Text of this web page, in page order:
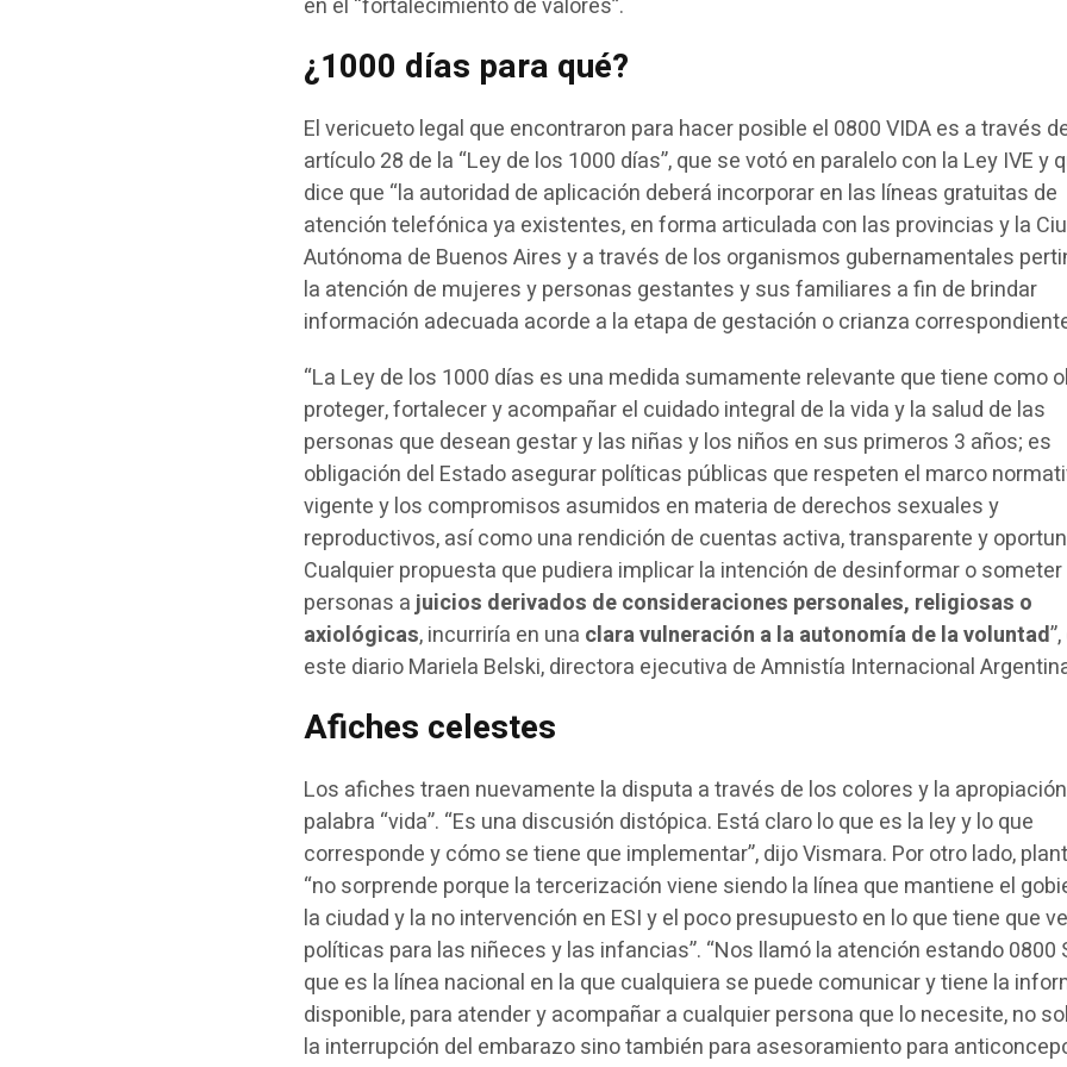
en el “fortalecimiento de valores”.
¿1000 días para qué?
El vericueto legal que encontraron para hacer posible el 0800 VIDA es a través
artículo 28 de la “Ley de los 1000 días”, que se votó en paralelo con la Ley IVE y
dice que “la autoridad de aplicación deberá incorporar en las líneas gratuitas de
atención telefónica ya existentes, en forma articulada con las provincias y la
Autónoma de Buenos Aires y a través de los organismos gubernamentales
la atención de mujeres y personas gestantes y sus familiares a fin de brindar
información adecuada acorde a la etapa de gestación o crianza
“La Ley de los 1000 días es una medida sumamente relevante que tiene como
proteger, fortalecer y acompañar el cuidado integral de la vida y la salud de las
personas que desean gestar y las niñas y los niños en sus primeros 3 años; es
obligación del Estado asegurar políticas públicas que respeten el marco
vigente y los compromisos asumidos en materia de derechos sexuales y
reproductivos, así como una rendición de cuentas activa, transparente y
Cualquier propuesta que pudiera implicar la intención de desinformar o someter
personas ajuicios derivados de consideraciones personales, religiosas o
axiológicas, incurriría en una clara vulneración a la autonomía de la voluntad
este diario Mariela Belski, directora ejecutiva de Amnistía Internacional
Afiches celestes
Los afiches traen nuevamente la disputa a través de los colores y la
palabra “vida”. “Es una discusión distópica. Está claro lo que es la ley y lo que
corresponde y cómo se tiene que implementar”, dijo Vismara. Por otro lado,
“no sorprende porque la tercerización viene siendo la línea que mantiene el
la ciudad y la no intervención en ESI y el poco presupuesto en lo que tiene que
políticas para las niñeces y las infancias”. “Nos llamó la atención estando 0800
que es la línea nacional en la que cualquiera se puede comunicar y tiene la
disponible, para atender y acompañar a cualquier persona que lo necesite, no
la interrupción del embarazo sino también para asesoramiento para